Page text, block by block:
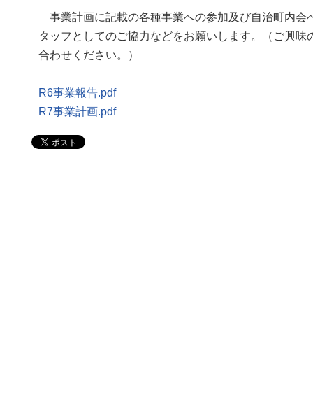
事業計画に記載の各種事業への参加及び自治町内会
タッフとしてのご協力などをお願いします。（ご興味
合わせください。）
R6事業報告.pdf
R7事業計画.pdf